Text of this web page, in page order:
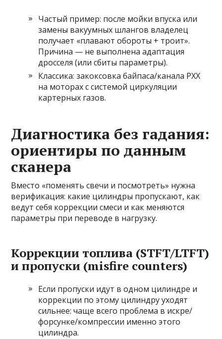
Частый пример: после мойки впуска или
замены вакуумных шлангов владелец
получает «плавают обороты + троит».
Причина — не выполнена адаптация
дросселя (или сбиты параметры).
Классика: закоксовка байпаса/канала РХХ
на моторах с системой циркуляции
картерных газов.
Диагностика без гадания:
ориентиры по данным
сканера
Вместо «поменять свечи и посмотреть» нужна
верификация: какие цилиндры пропускают, как
ведут себя коррекции смеси и как меняются
параметры при переводе в нагрузку.
Коррекции топлива (STFT/LTFT)
и пропуски (misfire counters)
Если пропуски идут в одном цилиндре и
коррекции по этому цилиндру уходят
сильнее: чаще всего проблема в искре/
форсунке/компрессии именно этого
цилиндра.